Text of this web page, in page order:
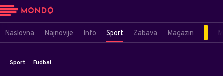
Naslovna Najnovije Info Sport Zabava Magazin
Sport Fudbal